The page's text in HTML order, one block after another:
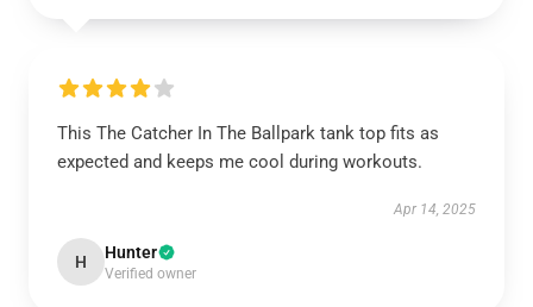
This The Catcher In The Ballpark tank top fits as
expected and keeps me cool during workouts.
Apr 14, 2025
H Hunter
Verified owner